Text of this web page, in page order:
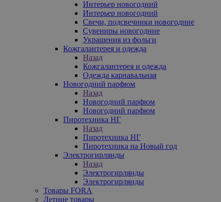
Интерьер новогодний
Интерьер новогодний
Свечи, подсвечники новогодние
Сувениры новогодние
Украшения из фольги
Кожгалантерея и одежда
Назад
Кожгалантерея и одежда
Одежда карнавальная
Новогодний парфюм
Назад
Новогодний парфюм
Новогодний парфюм
Пиротехника НГ
Назад
Пиротехника НГ
Пиротехника на Новый год
Электрогирлянды
Назад
Электрогирлянды
Электрогирлянды
Товары FORA
Летние товары